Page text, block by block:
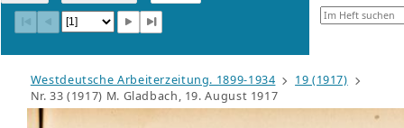
Westdeutsche Arbeiterzeitung. 1899-1934
19 (1917)
Nr. 33 (1917) M. Gladbach, 19. August 1917